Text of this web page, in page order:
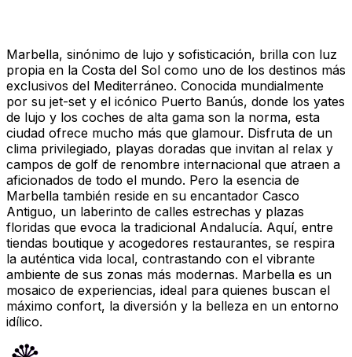
Marbella, sinónimo de lujo y sofisticación, brilla con luz
propia en la Costa del Sol como uno de los destinos más
exclusivos del Mediterráneo. Conocida mundialmente
por su jet-set y el icónico Puerto Banús, donde los yates
de lujo y los coches de alta gama son la norma, esta
ciudad ofrece mucho más que glamour. Disfruta de un
clima privilegiado, playas doradas que invitan al relax y
campos de golf de renombre internacional que atraen a
aficionados de todo el mundo. Pero la esencia de
Marbella también reside en su encantador Casco
Antiguo, un laberinto de calles estrechas y plazas
floridas que evoca la tradicional Andalucía. Aquí, entre
tiendas boutique y acogedores restaurantes, se respira
la auténtica vida local, contrastando con el vibrante
ambiente de sus zonas más modernas. Marbella es un
mosaico de experiencias, ideal para quienes buscan el
máximo confort, la diversión y la belleza en un entorno
idílico.